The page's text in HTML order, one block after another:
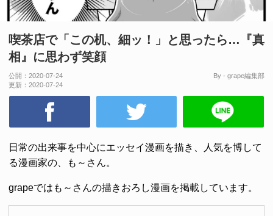
喫茶店で「この机、細ッ！」と思ったら…『真
相』に思わず笑顔
公開： 2020-07-24
更新： 2020-07-24
By - grape編集部
日常の出来事を中心にエッセイ漫画を描き、人気を博して
る漫画家の、も～さん。
grapeではも～さんの描きおろし漫画を掲載しています。